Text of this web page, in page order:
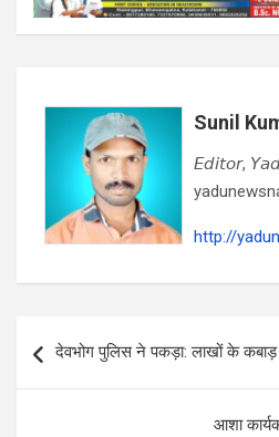
Sunil
𝘌𝘥𝘪𝘵𝘰𝘳,
http://
navigation
देवभोग पुलिस ने पकड़ा: लाखों के
आशा